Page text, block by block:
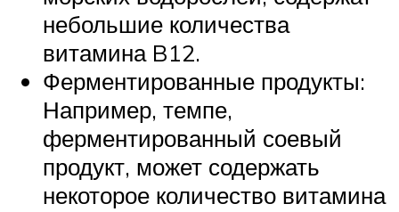
небольшие количества
витамина B12.
Ферментированные продукты:
Например, темпе,
ферментированный соевый
продукт, может содержать
некоторое количество витамина